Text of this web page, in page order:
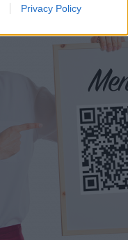
Privacy Policy